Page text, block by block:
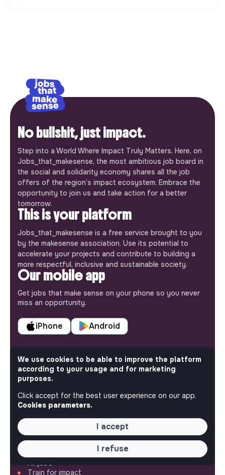
No bullshit, just impact.
Step into a World Where Impact Truly Matters. Here, on
Jobs_that_makesense, the most ambitious job board in
the social and solidarity economy shares all the job
offers of the region’s impact ecosystem. Embrace the
opportunity to join us and take action for a better
tomorrow.
This is your platform
Jobs_that_makesense is a free service brought to you
by the makesense association. Use its potential to
accelerate your projects and contribute to building a
more respectful, inclusive and sustainable society.
Our mobile app
Get jobs that make sense on your phone so you never
miss an opportunity.
iPhone Android
ABOUT
More about Jobs
Our mission and impact
Makesense NGO
QUICK LINKS
All jobs
Train for impact
We use cookies to be able to improve the platform
according to your usage and for marketing
purposes.
Click accept for the best user experience on our app.
Cookies parameters.
I accept
I refuse